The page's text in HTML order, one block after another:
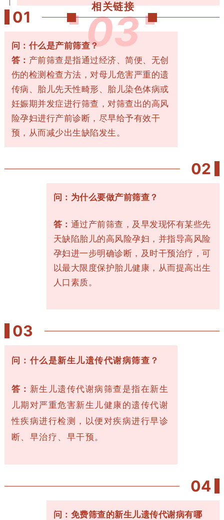
03
相关链接
01
问：什么是产前筛查？
答： 产前筛查是指通过经济、简便、无创
伤的检测检查方法，对母儿危害严重的遗
传病、胎儿先天性畸形、胎儿染色体病或
妊娠期并发症进行筛查，对筛查出的高风
险孕妇进行产前诊断，尽早给予有效干
预，从而减少出生缺陷发生。
02
问：为什么要做产前筛查？
答： 通过产前筛查，及早发现怀有某些先
天缺陷胎儿的高风险孕妇，并指导高风险
孕妇进一步明确诊断，及时干预治疗，可
以最大限度保护胎儿健康，从而提高出生
人口素质。
03
问：什么是新生儿遗传代谢病筛查？
答： 新生儿遗传代谢病筛查是指在新生
儿期对严重危害新生儿健康的遗传代谢
性疾病进行检测，以便对疾病进行早诊
断、早治疗、早干预。
04
问：免费筛查的新生儿遗传代谢病有哪